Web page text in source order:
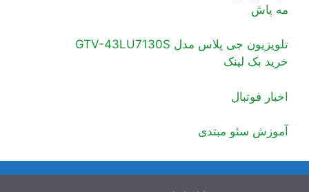
مه پاش
تلویزیون جی پلاس مدل GTV-43LU7130S
خرید بک لینک
اخبار فوتبال
آموزش سئو مبتدی